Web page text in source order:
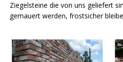
Ziegelsteine die von uns geliefert
gemauert werden, frostsicher